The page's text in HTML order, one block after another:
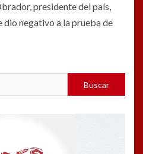
presidente del país,
negativo a la prueba de